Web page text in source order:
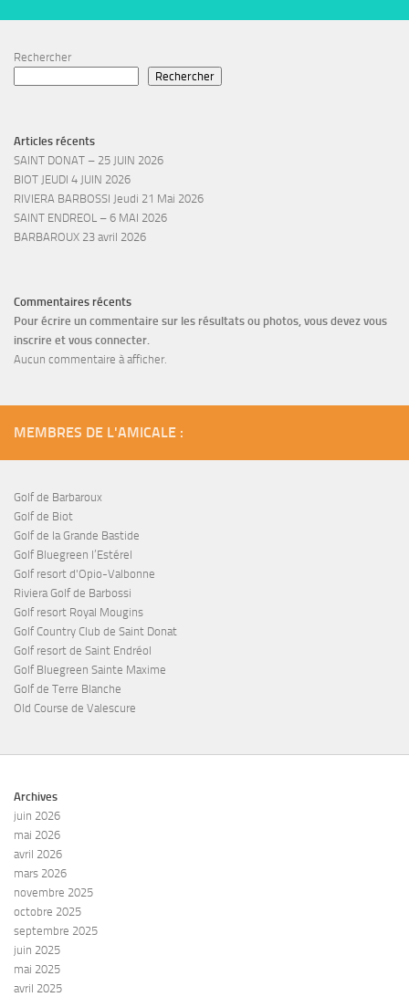
Rechercher
Rechercher
Articles récents
SAINT DONAT – 25 JUIN 2026
BIOT JEUDI 4 JUIN 2026
RIVIERA BARBOSSI Jeudi 21 Mai 2026
SAINT ENDREOL – 6 MAI 2026
BARBAROUX 23 avril 2026
Commentaires récents
Pour écrire un commentaire sur les résultats ou photos, vous devez vous
inscrire et vous connecter.
Aucun commentaire à afficher.
MEMBRES DE L'AMICALE :
Golf de Barbaroux
Golf de Biot
Golf de la Grande Bastide
Golf Bluegreen l’Estérel
Golf resort d'Opio-Valbonne
Riviera Golf de Barbossi
Golf resort Royal Mougins
Golf Country Club de Saint Donat
Golf resort de Saint Endréol
Golf Bluegreen Sainte Maxime
Golf de Terre Blanche
Old Course de Valescure
Archives
juin 2026
mai 2026
avril 2026
mars 2026
novembre 2025
octobre 2025
septembre 2025
juin 2025
mai 2025
avril 2025